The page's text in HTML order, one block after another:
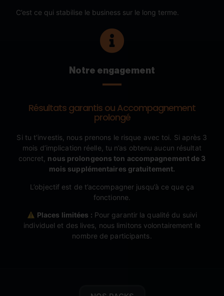
C’est ce qui stabilise le business sur le long terme.
Notre engagement
Résultats garantis ou Accompagnement
prolongé
Si tu t’investis, nous prenons le risque avec toi. Si après 3
mois d’implication réelle, tu n’as obtenu aucun résultat
concret, nous prolongeons ton accompagnement de 3
mois supplémentaires gratuitement.
L’objectif est de t’accompagner jusqu’à ce que ça
fonctionne.
Places limitées : Pour garantir la qualité du suivi
individuel et des lives, nous limitons volontairement le
nombre de participants.